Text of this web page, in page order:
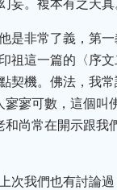
。複本有之天
是非常了義，第
這一篇的〈序
契機。佛法，我
寥可數，這個
尚常在開示跟
次我們也有討論